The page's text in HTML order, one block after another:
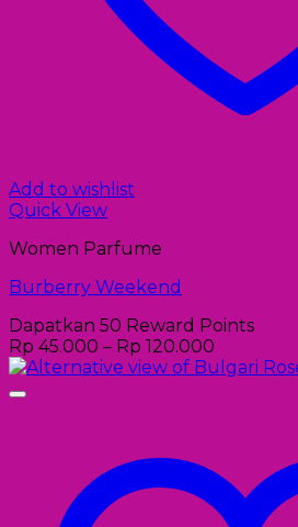
Add to wishlist
Quick View
Women Parfume
Burberry Weekend
Dapatkan 50 Reward Points
Rp 45.000 – Rp 120.000